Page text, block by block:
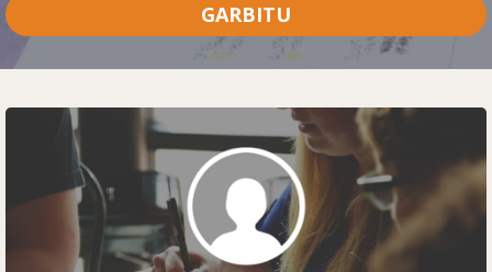
GARBITU